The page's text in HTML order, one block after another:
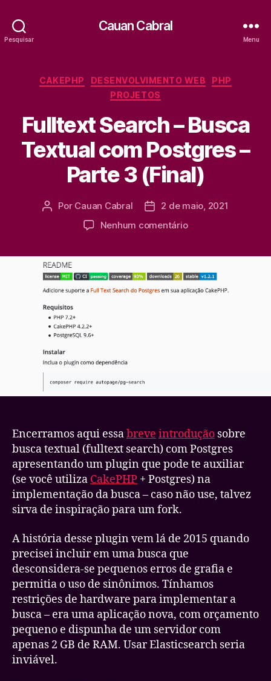
Pesquisar
Cauan Cabral
Menu
Categorias
CAKEPHP DESENVOLVIMENTO WEB
PHP
PROJETOS
Fulltext Search – Busca
Textual com Postgres –
Parte 3 (Final)
Autor
Por Cauan Cabral
Data2 de maio, 2021
Nenhum comentárioem
Busca
Textual
Encerramos aqui essabreve introdução sobre
busca textual (fulltext search) com Postgres
apresentando um plugin que pode te auxiliar
(se você utiliza CakePHP + Postgres) na
implementação da busca – caso não use, talvez
sirva de inspiração para um fork.
A história desse plugin vem lá de 2015 quando
precisei incluir em uma busca que
desconsidera-se pequenos erros de grafia e
permitia o uso de sinônimos. Tínhamos
restrições de hardware para implementar a
busca – era uma aplicação nova, com orçamento
pequeno e dispunha de um servidor com
apenas 2 GB de RAM. Usar Elasticsearch seria
inviável.